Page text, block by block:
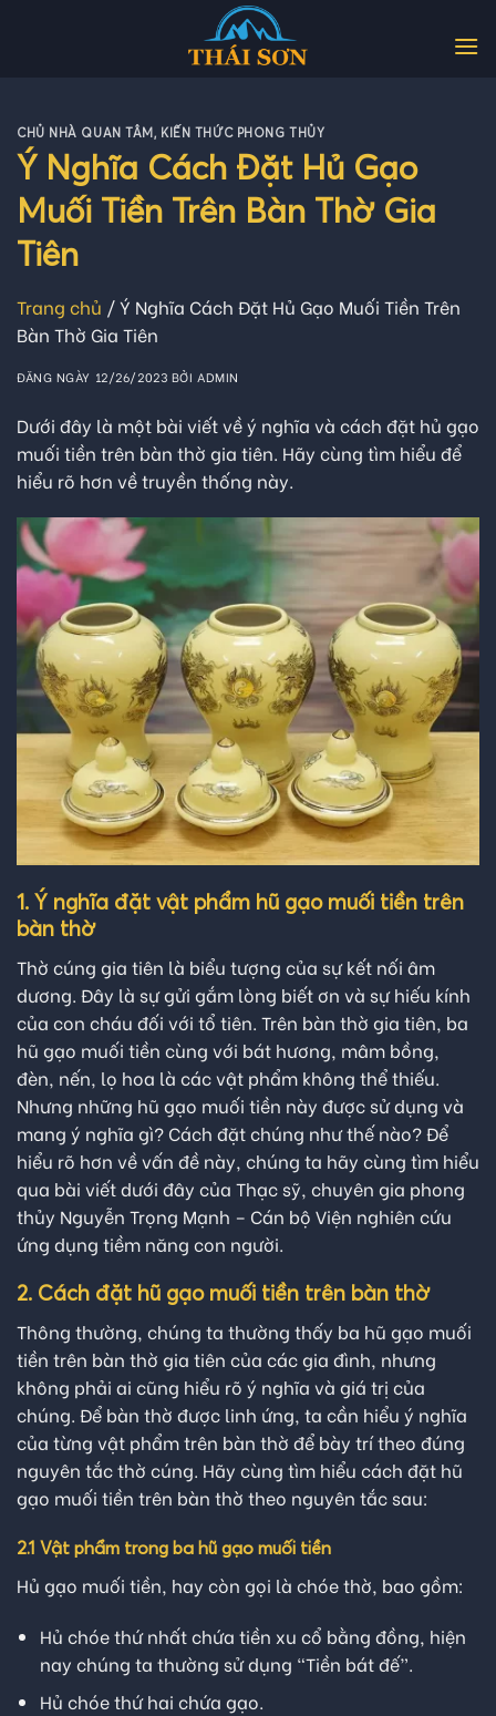
CHỦ NHÀ QUAN TÂM, KIẾN THỨC PHONG THỦY
Ý Nghĩa Cách Đặt Hủ Gạo
Muối Tiền Trên Bàn Thờ Gia
Tiên
Trang chủ /Ý Nghĩa Cách Đặt Hủ Gạo Muối Tiền Trên
Bàn Thờ Gia Tiên
ĐĂNG NGÀY 12/26/2023 BỞIADMIN
Dưới đây là một bài viết về ý nghĩa và cách đặt hủ gạo
muối tiền trên bàn thờ gia tiên. Hãy cùng tìm hiểu để
hiểu rõ hơn về truyền thống này.
1. Ý nghĩa đặt vật phẩm hũ gạo muối tiền trên
bàn thờ
Thờ cúng gia tiên là biểu tượng của sự kết nối âm
dương. Đây là sự gửi gắm lòng biết ơn và sự hiếu kính
của con cháu đối với tổ tiên. Trên bàn thờ gia tiên, ba
hũ gạo muối tiền cùng với bát hương, mâm bồng,
đèn, nến, lọ hoa là các vật phẩm không thể thiếu.
Nhưng những hũ gạo muối tiền này được sử dụng và
mang ý nghĩa gì? Cách đặt chúng như thế nào? Để
hiểu rõ hơn về vấn đề này, chúng ta hãy cùng tìm hiểu
qua bài viết dưới đây của Thạc sỹ, chuyên gia phong
thủy Nguyễn Trọng Mạnh – Cán bộ Viện nghiên cứu
ứng dụng tiềm năng con người
2. Cách đặt hũ gạo muối tiền trên bàn thờ
Thông thường, chúng ta thường thấy ba hũ gạo muối
tiền trên bàn thờ gia tiên của các gia đình, nhưng
không phải ai cũng hiểu rõ ý nghĩa và giá trị của
chúng. Để bàn thờ được linh ứng, ta cần hiểu ý nghĩa
của từng vật phẩm trên bàn thờ để bày trí theo đúng
nguyên tắc thờ cúng. Hãy cùng tìm hiểu cách đặt hũ
gạo muối tiền trên bàn thờ theo nguyên tắc sau:
2.1 Vật phẩm trong ba hũ gạo muối tiền
Hủ gạo muối tiền, hay còn gọi là chóe thờ, bao gồm:
Hủ chóe thứ nhất chứa tiền xu cổ bằng đồng, hiện
nay chúng ta thường sử dụng “Tiền bát đế”
Hủ chóe thứ hai chứa gạo.